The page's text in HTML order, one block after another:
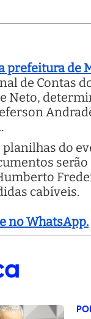
prefeitura de
de Contas
Neto,
do
cabíveis.
no WhatsApp.